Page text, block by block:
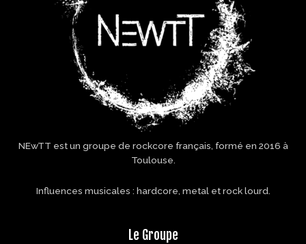
NEwTT est un groupe de rockcore français, formé en 2016 à
Toulouse.
Influences musicales : hardcore, metal et rock lourd.
Le Groupe